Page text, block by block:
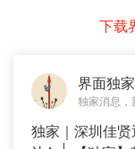
下载
界面独家
独家消息，
独家｜深圳佳